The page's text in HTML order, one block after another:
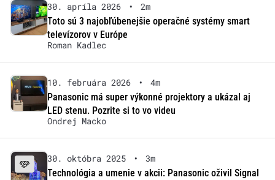
30. apríla 2026 •
2m
Toto sú 3 najobľúbenejšie operačné systémy smart
televízorov v Európe
Roman Kadlec
10. februára 2026 •
4m
Panasonic má super výkonné projektory a ukázal aj
LED stenu. Pozrite si to vo videu
Ondrej Macko
30. októbra 2025 •
3m
Technológia a umenie v akcii: Panasonic oživil Signal